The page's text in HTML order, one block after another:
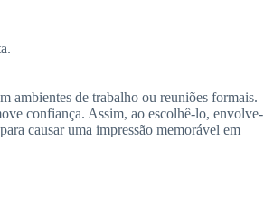
ambientes de trabalho ou reuniões formais.
confiança. Assim, ao escolhê-lo, envolve-
causar uma impressão memorável em